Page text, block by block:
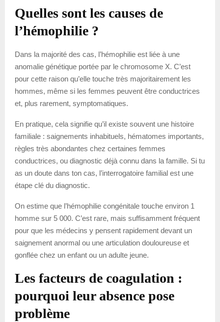
Quelles sont les causes de
l’hémophilie ?
Dans la majorité des cas, l’hémophilie est liée à une
anomalie génétique portée par le chromosome X. C’est
pour cette raison qu’elle touche très majoritairement les
hommes, même si les femmes peuvent être conductrices
et, plus rarement, symptomatiques.
En pratique, cela signifie qu’il existe souvent une histoire
familiale : saignements inhabituels, hématomes importants,
règles très abondantes chez certaines femmes
conductrices, ou diagnostic déjà connu dans la famille. Si tu
as un doute dans ton cas, l’interrogatoire familial est une
étape clé du diagnostic.
On estime que l’hémophilie congénitale touche environ 1
homme sur 5 000. C’est rare, mais suffisamment fréquent
pour que les médecins y pensent rapidement devant un
saignement anormal ou une articulation douloureuse et
gonflée chez un enfant ou un adulte jeune.
Les facteurs de coagulation :
pourquoi leur absence pose
problème